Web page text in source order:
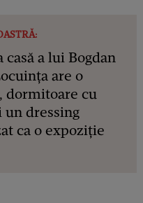
casă a lui Bogdan
are o
dormitoare cu
un dressing
ca o expoziție